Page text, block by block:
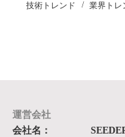
技術トレンド 業界トレ
運営会社
会社名：